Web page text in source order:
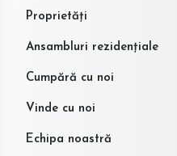
Proprietăți
Ansambluri rezidențiale
Cumpără cu noi
Vinde cu noi
Echipa noastră